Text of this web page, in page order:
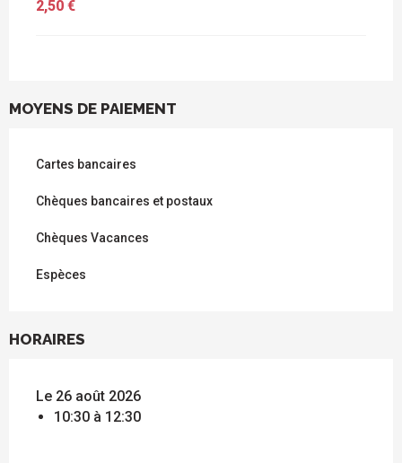
2,50 €
MOYENS DE PAIEMENT
Cartes bancaires
Chèques bancaires et postaux
Chèques Vacances
Espèces
HORAIRES
Le 26 août 2026
10:30 à 12:30